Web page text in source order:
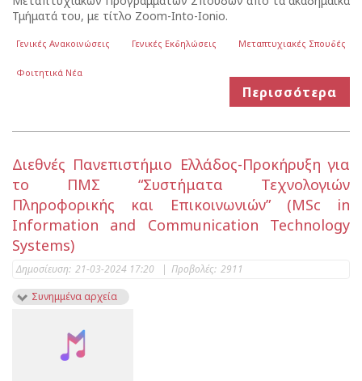
Τμήματά του, με τίτλο Zoom-Into-Ionio.
Γενικές Ανακοινώσεις Γενικές Εκδηλώσεις Μεταπτυχιακές Σπουδές
Φοιτητικά Νέα
Περισσότερα
Διεθνές Πανεπιστήμιο Ελλάδος-Προκήρυξη για
το ΠΜΣ “Συστήματα Τεχνολογιών
Πληροφορικής και Επικοινωνιών” (MSc in
Information and Communication Technology
Systems)
Δημοσίευση: 21-03-2024 17:20 | Προβολές: 2911
Συνημμένα αρχεία